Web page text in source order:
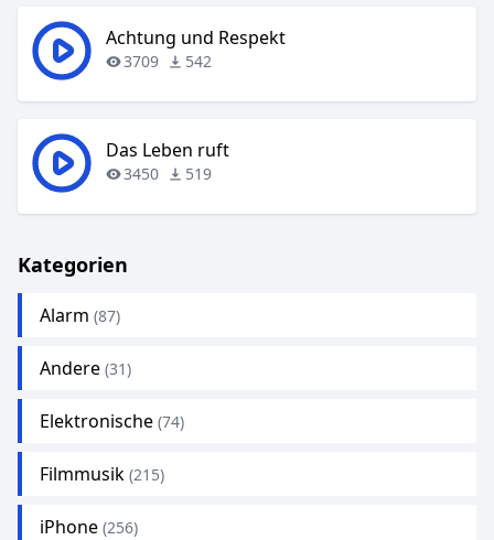
Achtung und Respekt
3709 542
Das Leben ruft
3450 519
Kategorien
Alarm (87)
Andere (31)
Elektronische (74)
Filmmusik (215)
iPhone (256)